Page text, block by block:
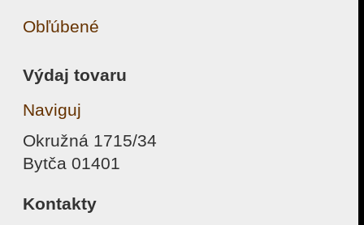
Obľúbené
Výdaj tovaru
Naviguj
Okružná 1715/34
Bytča 01401
Kontakty